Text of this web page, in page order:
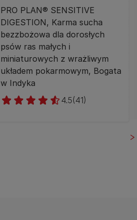
PRO PLAN® SENSITIVE
DIGESTION, Karma sucha
bezzbożowa dla dorosłych
psów ras małych i
miniaturowych z wrażliwym
układem pokarmowym, Bogata
w Indyka
4.5(41)